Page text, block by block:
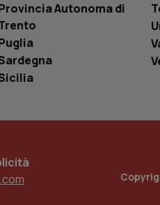
Autonoma di
incorporati
del sito web sta
di
tenere traccia